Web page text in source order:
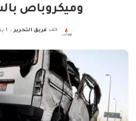
وميكروباص
Posted
كتب فريق التحرير 1 يناير، 2025